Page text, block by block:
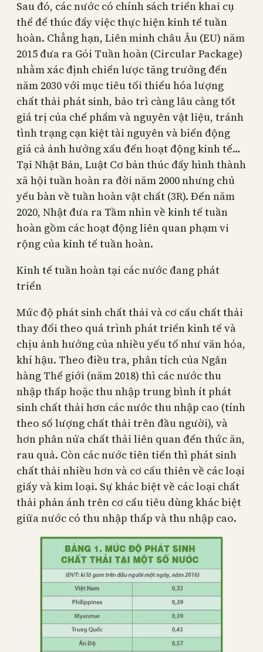
Sau đó, các nước có chính sách triển khai cụ
thể để thúc đẩy việc thực hiện kinh tế tuần
hoàn. Chẳng hạn, Liên minh châu Âu (EU) năm
2015 đưa ra Gói Tuần hoàn (Circular Package)
nhằm xác định chiến lược tăng trưởng đến
năm 2030 với mục tiêu tối thiểu hóa lượng
chất thải phát sinh, bảo trì càng lâu càng tốt
giá trị của chế phẩm và nguyên vật liệu, tránh
tình trạng cạn kiệt tài nguyên và biến động
giá cả ảnh hưởng xấu đến hoạt động kinh tế…
Tại Nhật Bản, Luật Cơ bản thúc đẩy hình thành
xã hội tuần hoàn ra đời năm 2000 nhưng chủ
yếu bàn về tuần hoàn vật chất (3R). Đến năm
2020, Nhật đưa ra Tầm nhìn về kinh tế tuần
hoàn gồm các hoạt động liên quan phạm vi
rộng của kinh tế tuần hoàn.
Kinh tế tuần hoàn tại các nước đang phát
triển
Mức độ phát sinh chất thải và cơ cấu chất thải
thay đổi theo quá trình phát triển kinh tế và
chịu ảnh hưởng của nhiều yếu tố như văn hóa,
khí hậu. Theo điều tra, phân tích của Ngân
hàng Thế giới (năm 2018) thì các nước thu
nhập thấp hoặc thu nhập trung bình ít phát
sinh chất thải hơn các nước thu nhập cao (tính
theo số lượng chất thải trên đầu người), và
hơn phân nửa chất thải liên quan đến thức ăn,
rau quả. Còn các nước tiên tiến thì phát sinh
chất thải nhiều hơn và cơ cấu thiên về các loại
giấy và kim loại. Sự khác biệt về các loại chất
thải phản ánh trên cơ cấu tiêu dùng khác biệt
giữa nước có thu nhập thấp và thu nhập cao.